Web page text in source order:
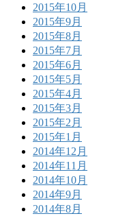
2015年10月
2015年9月
2015年8月
2015年7月
2015年6月
2015年5月
2015年4月
2015年3月
2015年2月
2015年1月
2014年12月
2014年11月
2014年10月
2014年9月
2014年8月